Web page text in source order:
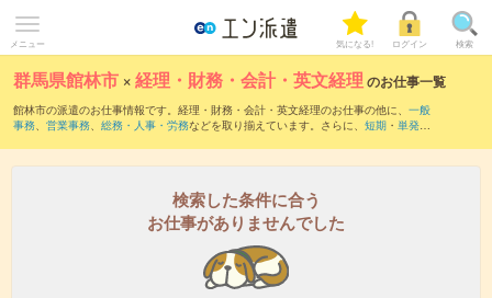
メニュー 気になる! ログイン 検索
群馬県館林市 ×経理・財務・会計・英文経理 のお仕事一覧
館林市の派遣のお仕事情報です。経理・財務・会計・英文経理のお仕事の他に、 一般
事務、 営業事務、 総務・人事・労務などを取り揃えています。さらに、 短期 ・ 単発な
検索した条件に合う
お仕事がありませんでした